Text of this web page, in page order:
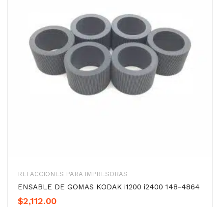
REFACCIONES PARA IMPRESORAS
ENSABLE DE GOMAS KODAK i1200 i2400 148-4864
$2,112.00